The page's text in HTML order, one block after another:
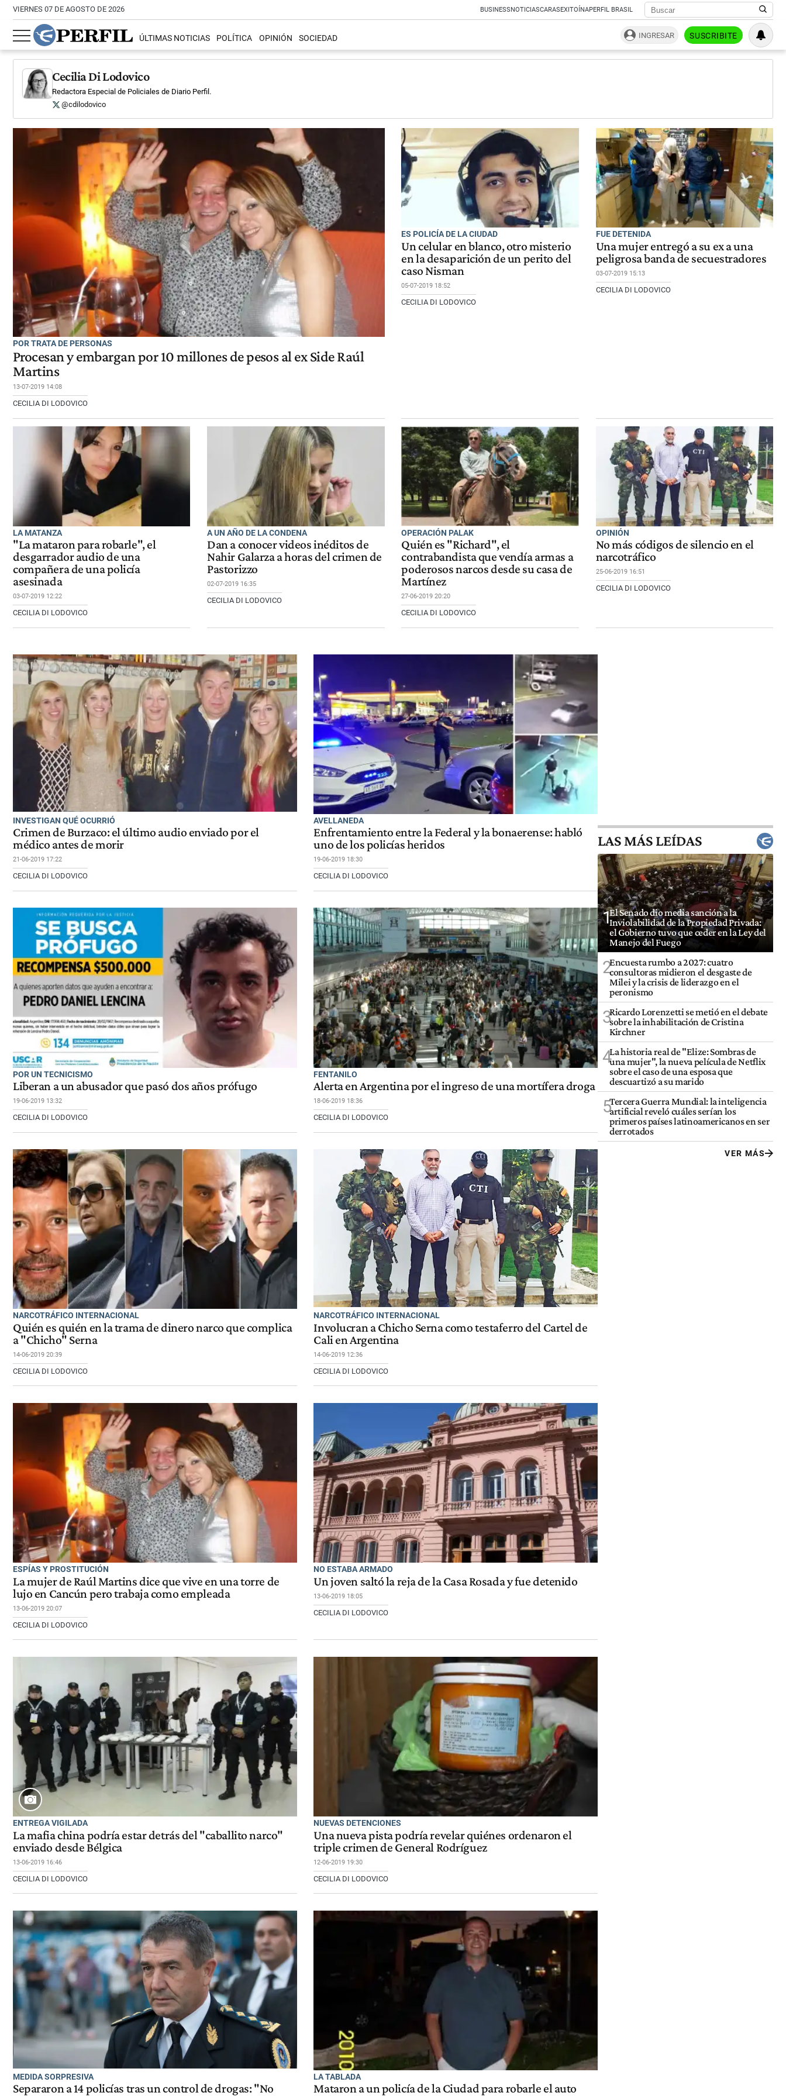
VIERNES 07 DE AGOSTO DE 2026 BUSINESSNOTICIASCARASEXITOÍNAPERFIL BRASIL
ÚLTIMAS NOTICIAS POLÍTICA OPINIÓN SOCIEDAD INGRESAR SUSCRIBITE
Cecilia Di Lodovico
Redactora Especial de Policiales de Diario Perfil.
@cdilodovico
POR TRATA DE PERSONAS
Procesan y embargan por 10 millones de pesos al ex Side Raúl
Martins
13-07-2019 14:08
CECILIA DI LODOVICO
ES POLICÍA DE LA CIUDAD
Un celular en blanco, otro misterio
en la desaparición de un perito del
caso Nisman
05-07-2019 18:52
CECILIA DI LODOVICO
FUE DETENIDA
Una mujer entregó a su ex a una
peligrosa banda de secuestradores
03-07-2019 15:13
CECILIA DI LODOVICO
LA MATANZA
"La mataron para robarle", el
desgarrador audio de una
compañera de una policía
asesinada
03-07-2019 12:22
CECILIA DI LODOVICO
A UN AÑO DE LA CONDENA
Dan a conocer videos inéditos de
Nahir Galarza a horas del crimen de
Pastorizzo
02-07-2019 16:35
CECILIA DI LODOVICO
OPERACIÓN PALAK
Quién es "Richard", el
contrabandista que vendía armas a
poderosos narcos desde su casa de
Martínez
27-06-2019 20:20
CECILIA DI LODOVICO
OPINIÓN
No más códigos de silencio en el
narcotráfico
25-06-2019 16:51
CECILIA DI LODOVICO
INVESTIGAN QUÉ OCURRIÓ
Crimen de Burzaco: el último audio enviado por el
médico antes de morir
21-06-2019 17:22
CECILIA DI LODOVICO
AVELLANEDA
Enfrentamiento entre la Federal y la bonaerense: habló
uno de los policías heridos
19-06-2019 18:30
CECILIA DI LODOVICO
POR UN TECNICISMO
Liberan a un abusador que pasó dos años prófugo
19-06-2019 13:32
CECILIA DI LODOVICO
FENTANILO
Alerta en Argentina por el ingreso de una mortífera droga
18-06-2019 18:36
CECILIA DI LODOVICO
NARCOTRÁFICO INTERNACIONAL
Quién es quién en la trama de dinero narco que complica
a "Chicho" Serna
14-06-2019 20:39
CECILIA DI LODOVICO
NARCOTRÁFICO INTERNACIONAL
Involucran a Chicho Serna como testaferro del Cartel de
Cali en Argentina
14-06-2019 12:36
CECILIA DI LODOVICO
ESPÍAS Y PROSTITUCIÓN
La mujer de Raúl Martins dice que vive en una torre de
lujo en Cancún pero trabaja como empleada
13-06-2019 20:07
CECILIA DI LODOVICO
NO ESTABA ARMADO
Un joven saltó la reja de la Casa Rosada y fue detenido
13-06-2019 18:05
CECILIA DI LODOVICO
ENTREGA VIGILADA
La mafia china podría estar detrás del "caballito narco"
enviado desde Bélgica
13-06-2019 16:46
CECILIA DI LODOVICO
NUEVAS DETENCIONES
Una nueva pista podría revelar quiénes ordenaron el
triple crimen de General Rodríguez
12-06-2019 19:30
CECILIA DI LODOVICO
MEDIDA SORPRESIVA
Separaron a 14 policías tras un control de drogas: "No
LA TABLADA
Mataron a un policía de la Ciudad para robarle el auto
LAS MÁS LEÍDAS
1El Senado dio media sanción a la
Inviolabilidad de la Propiedad Privada:
el Gobierno tuvo que ceder en la Ley del
Manejo del Fuego
2Encuesta rumbo a 2027: cuatro
consultoras midieron el desgaste de
Milei y la crisis de liderazgo en el
peronismo
3Ricardo Lorenzetti se metió en el debate
sobre la inhabilitación de Cristina
Kirchner
4La historia real de "Elize: Sombras de
una mujer", la nueva película de Netflix
sobre el caso de una esposa que
descuartizó a su marido
5Tercera Guerra Mundial: la inteligencia
artificial reveló cuáles serían los
primeros países latinoamericanos en ser
derrotados
VER MÁS